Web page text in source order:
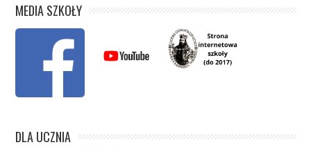
MEDIA SZKOŁY
DLA UCZNIA